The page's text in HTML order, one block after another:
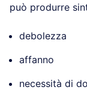
può produrre
debolezza
affanno
necessità di